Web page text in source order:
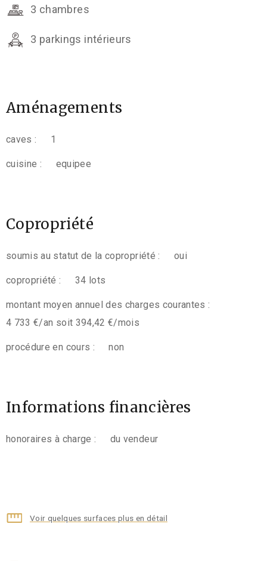
3 chambres
3 parkings intérieurs
Aménagements
caves : 1
cuisine : equipee
Copropriété
soumis au statut de la copropriété : oui
copropriété : 34 lots
montant moyen annuel des charges courantes :
4 733 €/an soit 394,42 €/mois
procédure en cours : non
Informations financières
honoraires à charge : du vendeur
Voir quelques surfaces plus en détail